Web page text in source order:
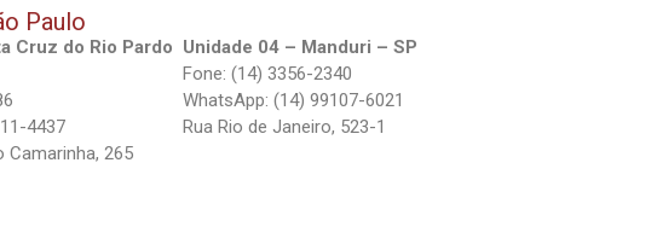
Paulo
Cruz do Rio Pardo
4437
Camarinha, 265
Unidade 04 – Manduri – SP
Fone: (14) 3356-2340
WhatsApp: (14) 99107-6021
Rua Rio de Janeiro, 523-1